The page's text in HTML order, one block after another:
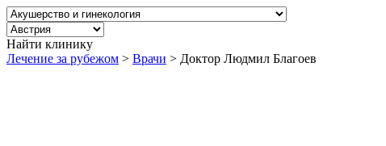
Найти клинику
Лечение за рубежом > Врачи > Доктор Людмил Благоев